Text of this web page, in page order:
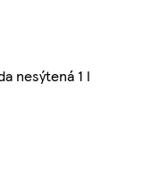
nesýtená 1 l